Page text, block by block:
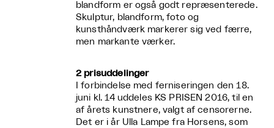
blandform er også godt repræsenterede.
Skulptur, blandform, foto og
kunsthåndværk markerer sig ved færre,
men markante værker.
2 prisuddelinger
I forbindelse med ferniseringen den 18.
juni kl. 14 uddeles KS PRISEN 2016, til en
af årets kunstnere, valgt af censorerne.
Det er i år Ulla Lampe fra Horsens, som